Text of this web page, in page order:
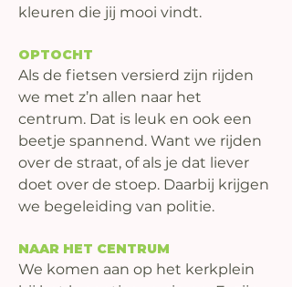
kleuren die jij mooi vindt.
OPTOCHT
Als de fietsen versierd zijn rijden
we met z’n allen naar het
centrum. Dat is leuk en ook een
beetje spannend. Want we rijden
over de straat, of als je dat liever
doet over de stoep. Daarbij krijgen
we begeleiding van politie.
NAAR HET CENTRUM
We komen aan op het kerkplein